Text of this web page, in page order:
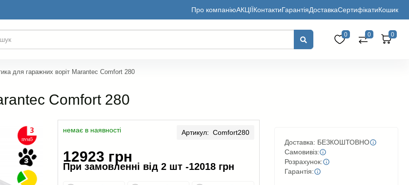
Про компаніюАКЦІЇКонтактиГарантіяДоставкаСертифікатиКошик
0 0 0
для гаражних воріт Marantec Comfort 280
Comfort 280
немає в наявності Артикул: Comfort280
12923 грн
При замовленні від 2 шт -12018 грн
Доставка: БЕЗКОШТОВНО
Самовивіз:
Розрахунок:
Гарантія: